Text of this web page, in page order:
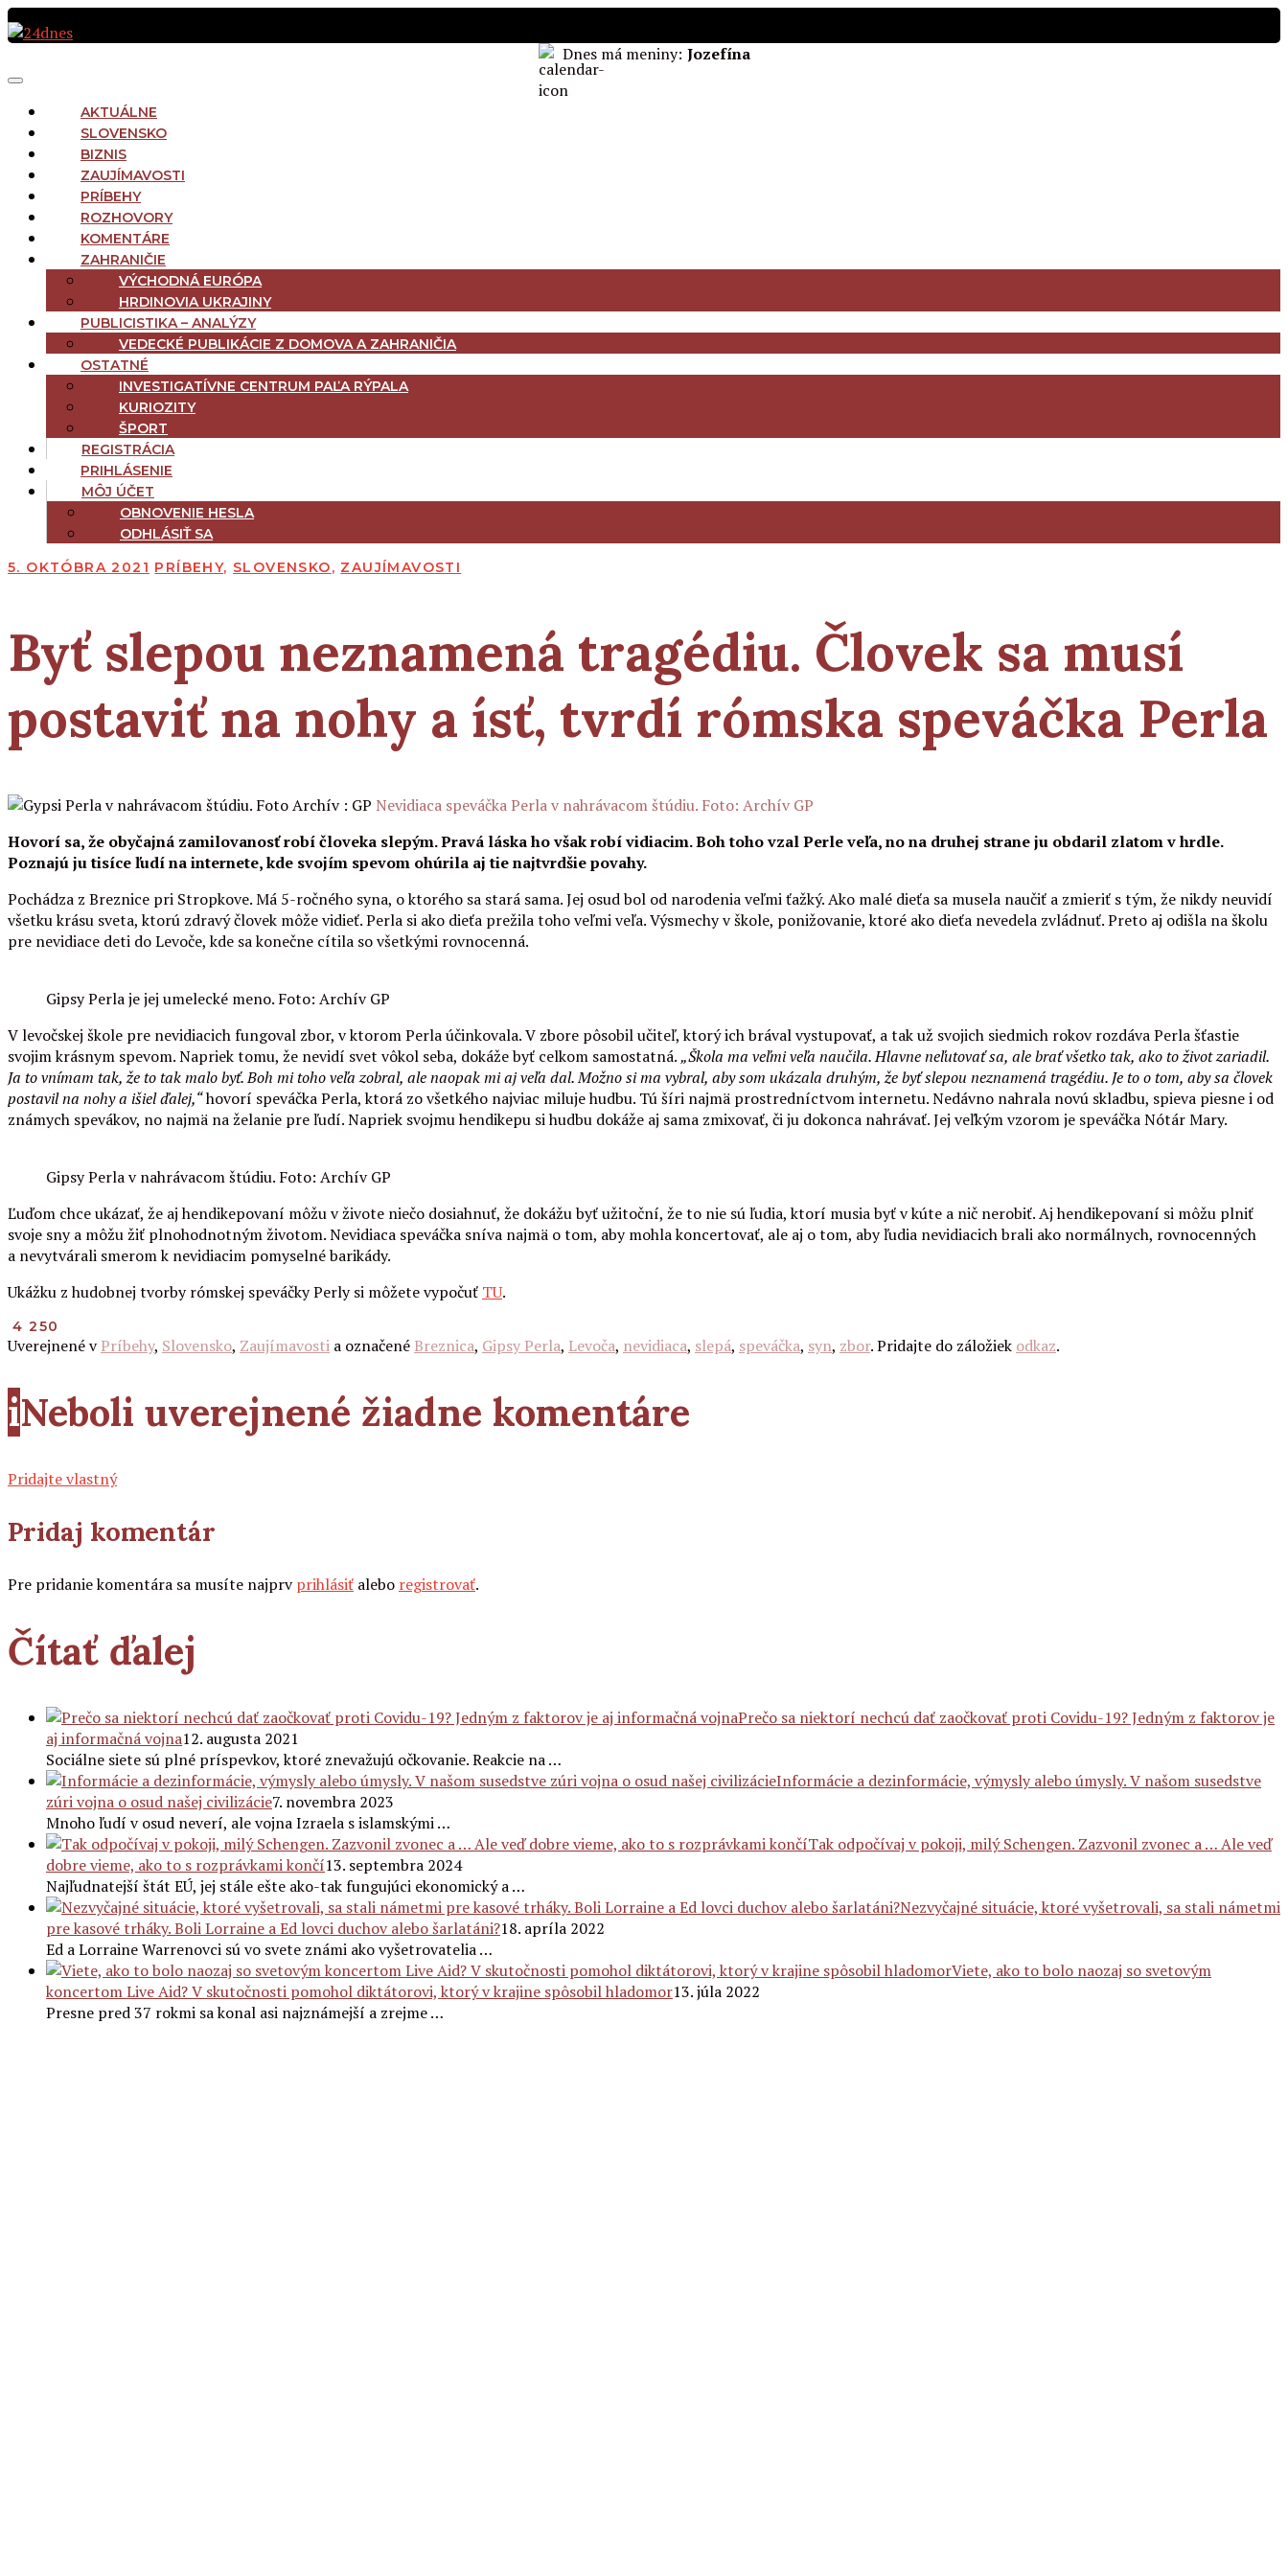
Preskočiť
na
Dnes má meniny: Jozefína
Menu
AKTUÁLNE
SLOVENSKO
BIZNIS
ZAUJÍMAVOSTI
PRÍBEHY
ROZHOVORY
KOMENTÁRE
ZAHRANIČIE
VÝCHODNÁ EURÓPA
HRDINOVIA UKRAJINY
PUBLICISTIKA – ANALÝZY
VEDECKÉ PUBLIKÁCIE Z DOMOVA A ZAHRANIČIA
OSTATNÉ
INVESTIGATÍVNE CENTRUM PAĽA RÝPALA
KURIOZITY
ŠPORT
REGISTRÁCIA
PRIHLÁSENIE
MÔJ ÚČET
OBNOVENIE HESLA
ODHLÁSIŤ SA
5. OKTÓBRA 2021 PRÍBEHY, SLOVENSKO, ZAUJÍMAVOSTI
Byť slepou neznamená tragédiu. Človek sa musí
postaviť na nohy a ísť, tvrdí rómska speváčka Perla
Nevidiaca speváčka Perla v nahrávacom štúdiu. Foto: Archív GP
Hovorí sa, že obyčajná zamilovanosť robí človeka slepým. Pravá láska ho však robí vidiacim. Boh toho vzal Perle veľa, no na druhej strane ju obdaril zlatom v hrdle.
Poznajú ju tisíce ľudí na internete, kde svojím spevom ohúrila aj tie najtvrdšie povahy.
Pochádza z Breznice pri Stropkove. Má 5-ročného syna, o ktorého sa stará sama. Jej osud bol od narodenia veľmi ťažký. Ako malé dieťa sa musela naučiť a zmieriť s tým, že nikdy neuvidí
všetku krásu sveta, ktorú zdravý človek môže vidieť. Perla si ako dieťa prežila toho veľmi veľa. Výsmechy v škole, ponižovanie, ktoré ako dieťa nevedela zvládnuť. Preto aj odišla na školu
pre nevidiace deti do Levoče, kde sa konečne cítila so všetkými rovnocenná.
Gipsy Perla je jej umelecké meno. Foto: Archív GP
V levočskej škole pre nevidiacich fungoval zbor, v ktorom Perla účinkovala. V zbore pôsobil učiteľ, ktorý ich brával vystupovať, a tak už svojich siedmich rokov rozdáva Perla šťastie
svojim krásnym spevom. Napriek tomu, že nevidí svet vôkol seba, dokáže byť celkom samostatná.„Škola ma veľmi veľa naučila. Hlavne neľutovať sa, ale brať všetko tak, ako to život zariadil.
Ja to vnímam tak, že to tak malo byť. Boh mi toho veľa zobral, ale naopak mi aj veľa dal. Možno si ma vybral, aby som ukázala druhým, že byť slepou neznamená tragédiu. Je to o tom, aby sa človek
postavil na nohy a išiel ďalej,“hovorí speváčka Perla, ktorá zo všetkého najviac miluje hudbu. Tú šíri najmä prostredníctvom internetu. Nedávno nahrala novú skladbu, spieva piesne i od
známych spevákov, no najmä na želanie pre ľudí. Napriek svojmu hendikepu si hudbu dokáže aj sama zmixovať, či ju dokonca nahrávať. Jej veľkým vzorom je speváčka Nótár Mary.
Gipsy Perla v nahrávacom štúdiu. Foto: Archív GP
Ľuďom chce ukázať, že aj hendikepovaní môžu v živote niečo dosiahnuť, že dokážu byť užitoční, že to nie sú ľudia, ktorí musia byť v kúte a nič nerobiť. Aj hendikepovaní si môžu plniť
svoje sny a môžu žiť plnohodnotným životom. Nevidiaca speváčka sníva najmä o tom, aby mohla koncertovať, ale aj o tom, aby ľudia nevidiacich brali ako normálnych, rovnocenných
a nevytvárali smerom k nevidiacim pomyselné barikády.
Ukážku z hudobnej tvorby rómskej speváčky Perly si môžete vypočuť TU.
4 250
Uverejnené vPríbehy, Slovensko, Zaujímavosti a označené Breznica, Gipsy Perla, Levoča, nevidiaca, slepá, speváčka, syn, zbor. Pridajte do záložiek odkaz.
iNeboli uverejnené žiadne komentáre
Pridajte vlastný
Pridaj komentár
Pre pridanie komentára sa musíte najprvprihlásiť alebo registrovať.
Čítať ďalej
Prečo sa niektorí nechcú dať zaočkovať proti Covidu-19? Jedným z faktorov je
aj informačná vojna12. augusta 2021
Sociálne siete sú plné príspevkov, ktoré znevažujú očkovanie. Reakcie na …
Informácie a dezinformácie, výmysly alebo úmysly. V našom susedstve
zúri vojna o osud našej civilizácie7. novembra 2023
Mnoho ľudí v osud neverí, ale vojna Izraela s islamskými …
Tak odpočívaj v pokoji, milý Schengen. Zazvonil zvonec a … Ale veď
dobre vieme, ako to s rozprávkami končí13. septembra 2024
Najľudnatejší štát EÚ, jej stále ešte ako-tak fungujúci ekonomický a …
Nezvyčajné situácie, ktoré vyšetrovali, sa stali námetmi
pre kasové trháky. Boli Lorraine a Ed lovci duchov alebo šarlatáni?18. apríla 2022
Ed a Lorraine Warrenovci sú vo svete známi ako vyšetrovatelia …
Viete, ako to bolo naozaj so svetovým
koncertom Live Aid? V skutočnosti pomohol diktátorovi, ktorý v krajine spôsobil hladomor13. júla 2022
Presne pred 37 rokmi sa konal asi najznámejší a zrejme …